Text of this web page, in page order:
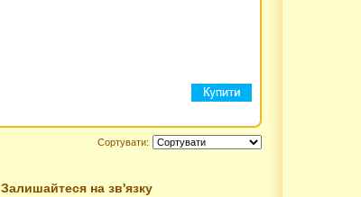
Сортувати:
Залишайтеся на зв'язку